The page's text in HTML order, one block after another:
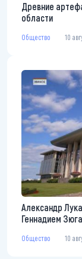
Древние
области
Общество 10
Александр
Геннадием
Общество 10